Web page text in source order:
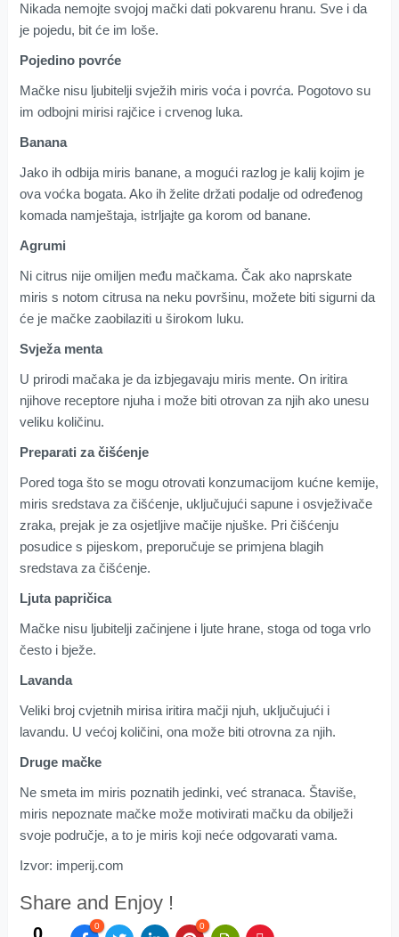
Nikada nemojte svojoj mački dati pokvarenu hranu. Sve i da
je pojedu, bit će im loše.
Pojedino povrće
Mačke nisu ljubitelji svježih miris voća i povrća. Pogotovo su
im odbojni mirisi rajčice i crvenog luka.
Banana
Jako ih odbija miris banane, a mogući razlog je kalij kojim je
ova voćka bogata. Ako ih želite držati podalje od određenog
komada namještaja, istrljajte ga korom od banane.
Agrumi
Ni citrus nije omiljen među mačkama. Čak ako naprskate
miris s notom citrusa na neku površinu, možete biti sigurni da
će je mačke zaobilaziti u širokom luku.
Svježa menta
U prirodi mačaka je da izbjegavaju miris mente. On iritira
njihove receptore njuha i može biti otrovan za njih ako unesu
veliku količinu.
Preparati za čišćenje
Pored toga što se mogu otrovati konzumacijom kućne kemije,
miris sredstava za čišćenje, uključujući sapune i osvježivače
zraka, prejak je za osjetljive mačije njuške. Pri čišćenju
posudice s pijeskom, preporučuje se primjena blagih
sredstava za čišćenje.
Ljuta papričica
Mačke nisu ljubitelji začinjene i ljute hrane, stoga od toga vrlo
često i bježe.
Lavanda
Veliki broj cvjetnih mirisa iritira mačji njuh, uključujući i
lavandu. U većoj količini, ona može biti otrovna za njih.
Druge mačke
Ne smeta im miris poznatih jedinki, već stranaca. Štaviše,
miris nepoznate mačke može motivirati mačku da obilježi
svoje područje, a to je miris koji neće odgovarati vama.
Izvor: imperij.com
Share and Enjoy !
0 0